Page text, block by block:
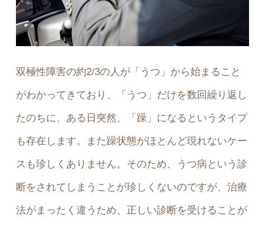
双極性障害の約2/3の人が「うつ」から始まること
がわかってきており、「うつ」だけを数回繰り返し
たのちに、ある日突然、「躁」になるというタイプ
も存在します。また躁状態がほとんど現れないケー
スも珍しくありません。そのため、うつ病という診
断をされてしまうことが珍しくないのですが、治療
法がまったく違うため、正しい診断を受けることが